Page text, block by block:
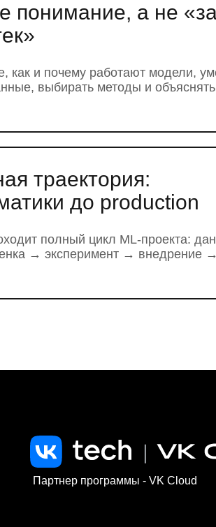
понимание, а не
как и почему работают модели,
выбирать методы и объяснять
траектория:
до production
полный цикл ML-проекта:
→ эксперимент → внедрение →
Партнер программы - VK Cloud